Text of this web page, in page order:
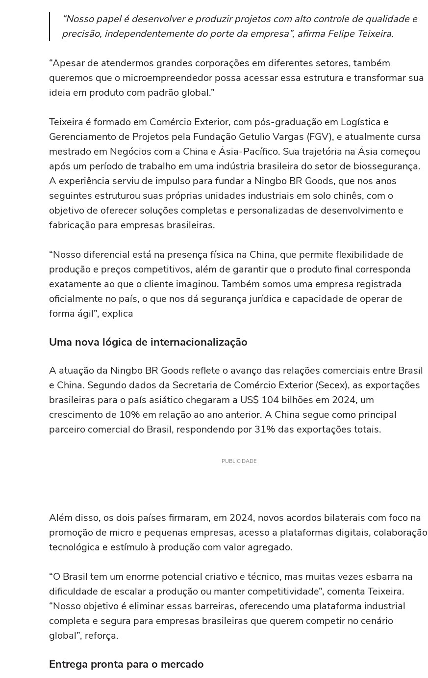
“Nosso papel é desenvolver e produzir projetos com alto controle de qualidade e
precisão, independentemente do porte da empresa”, afirma Felipe Teixeira.
“Apesar de atendermos grandes corporações em diferentes setores, também
queremos que o microempreendedor possa acessar essa estrutura e transformar sua
ideia em produto com padrão global.”
Teixeira é formado em Comércio Exterior, com pós-graduação em Logística e
Gerenciamento de Projetos pela Fundação Getulio Vargas (FGV), e atualmente cursa
mestrado em Negócios com a China e Ásia-Pacífico. Sua trajetória na Ásia começou
após um período de trabalho em uma indústria brasileira do setor de biossegurança.
A experiência serviu de impulso para fundar a Ningbo BR Goods, que nos anos
seguintes estruturou suas próprias unidades industriais em solo chinês, com o
objetivo de oferecer soluções completas e personalizadas de desenvolvimento e
fabricação para empresas brasileiras.
“Nosso diferencial está na presença física na China, que permite flexibilidade de
produção e preços competitivos, além de garantir que o produto final corresponda
exatamente ao que o cliente imaginou. Também somos uma empresa registrada
oficialmente no país, o que nos dá segurança jurídica e capacidade de operar de
forma ágil”, explica
Uma nova lógica de internacionalização
A atuação da Ningbo BR Goods reflete o avanço das relações comerciais entre Brasil
e China. Segundo dados da Secretaria de Comércio Exterior (Secex), as exportações
brasileiras para o país asiático chegaram a US$ 104 bilhões em 2024, um
crescimento de 10% em relação ao ano anterior. A China segue como principal
parceiro comercial do Brasil, respondendo por 31% das exportações totais.
PUBLICIDADE
Além disso, os dois países firmaram, em 2024, novos acordos bilaterais com foco na
promoção de micro e pequenas empresas, acesso a plataformas digitais, colaboração
tecnológica e estímulo à produção com valor agregado.
“O Brasil tem um enorme potencial criativo e técnico, mas muitas vezes esbarra na
dificuldade de escalar a produção ou manter competitividade”, comenta Teixeira.
“Nosso objetivo é eliminar essas barreiras, oferecendo uma plataforma industrial
completa e segura para empresas brasileiras que querem competir no cenário
global”, reforça.
Entrega pronta para o mercado